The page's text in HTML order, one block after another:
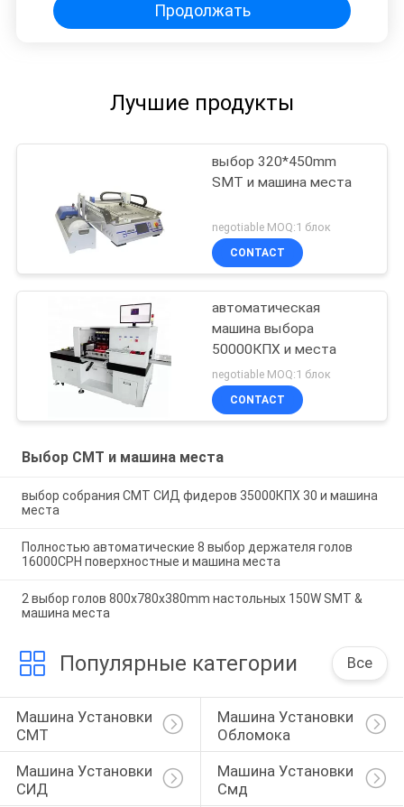
Продолжать
Лучшие продукты
выбор 320*450mm
SMT и машина места
negotiable MOQ:1 блок
CONTACT
автоматическая
машина выбора
50000КПХ и места
negotiable MOQ:1 блок
CONTACT
Выбор СМТ и машина места
выбор собрания СМТ СИД фидеров 35000КПХ 30 и машина
места
Полностью автоматические 8 выбор держателя голов
16000CPH поверхностные и машина места
2 выбор голов 800x780x380mm настольных 150W SMT &
машина места
Популярные категории Все
Машина Установки
СМТ
Машина Установки
Обломока
Машина Установки
СИД
Машина Установки
Смд